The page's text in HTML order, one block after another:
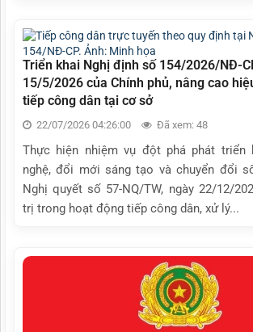
Triển khai Nghị định số 154/2026/NĐ-
15/5/2026 của Chính phủ, nâng cao
tiếp công dân tại cơ sở
22/07/2026 04:26:00 Đã xem: 48
Thực hiện nhiệm vụ đột phá phát triển
nghệ, đổi mới sáng tạo và chuyển đổi
Nghị quyết số 57-NQ/TW, ngày 22/12/
trị trong hoạt động tiếp công dân, xử lý...